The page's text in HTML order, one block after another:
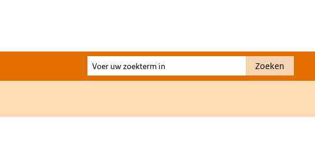
Voer
uw
Zoeken